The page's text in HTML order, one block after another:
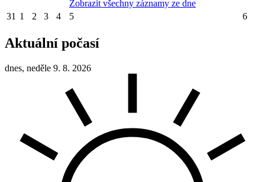
Zobrazit všechny záznamy ze dne
31 1 2 3 4 5 6
Aktuální počasí
dnes, neděle 9. 8. 2026